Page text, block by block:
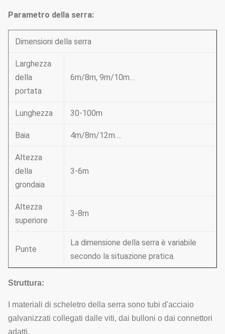
Parametro della serra:
Dimensioni della serra
Larghezza
della
portata
6m/8m, 9m/10m…
Lunghezza 30-100m
Baia 4m/8m/12m….
Altezza
della
grondaia
3-6m
Altezza
superiore
3-8m
Punte
La dimensione della serra è variabile
secondo la situazione pratica.
Struttura:
I materiali di scheletro della serra sono tubi d'acciaio
galvanizzati collegati dalle viti, dai bulloni o dai connettori
adatti.